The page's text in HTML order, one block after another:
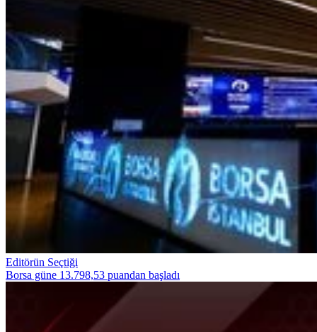
Editörün Seçtiği
Borsa güne 13.798,53 puandan başladı